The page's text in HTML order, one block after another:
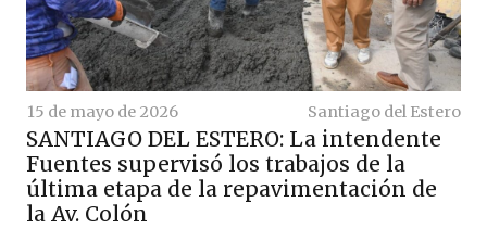
15 de mayo de 2026 Santiago del Estero
SANTIAGO DEL ESTERO: La intendente
Fuentes supervisó los trabajos de la
última etapa de la repavimentación de
la Av. Colón